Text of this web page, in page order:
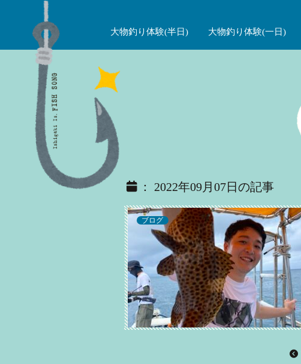
大物釣り体験(半日) 大物釣り体験(一日)
： 2022年09月07日の記事
ブログ